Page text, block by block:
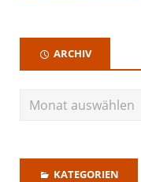
ARCHIV
KATEGORIEN